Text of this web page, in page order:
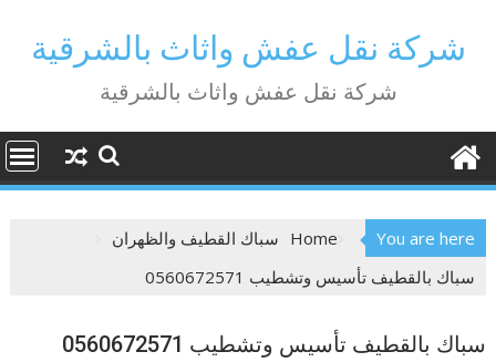
contentشركة نقل عفش واثاث بالشرقية
شركة نقل عفش واثاث بالشرقية
You are here
Home سباك القطيف والظهران
سباك بالقطيف تأسيس وتشطيب 0560672571
سباك بالقطيف تأسيس وتشطيب 0560672571